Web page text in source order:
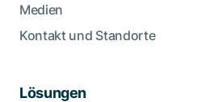
Medien
Kontakt und Standorte
Lösungen